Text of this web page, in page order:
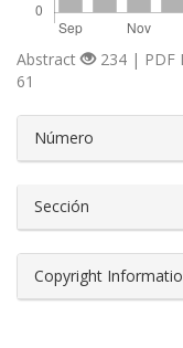
Abstract 234 | PDF
61
Número
Sección
Copyright